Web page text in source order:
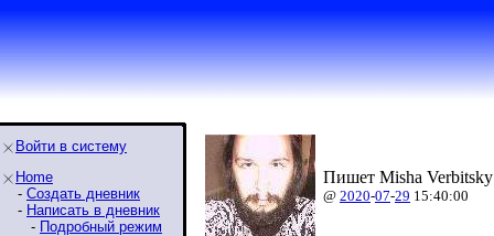
Войти в систему
Home
- Создать дневник
- Написать в дневник
- Подробный режим
Пишет Misha
@ 2020-07-29 15:40:00